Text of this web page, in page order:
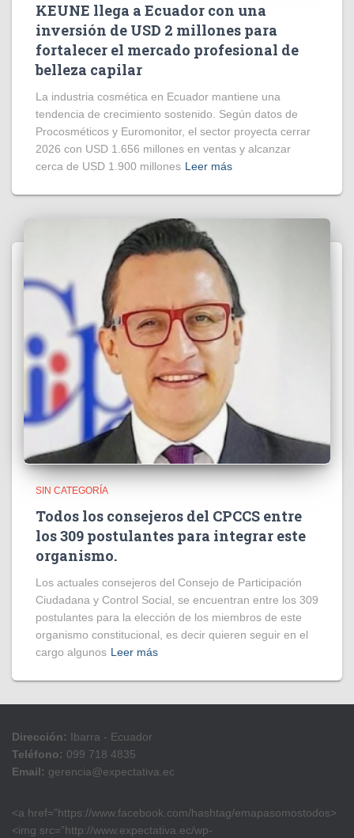
KEUNE llega a Ecuador con una
inversión de USD 2 millones para
fortalecer el mercado profesional de
belleza capilar
La industria cosmética en Ecuador mantiene una
tendencia de crecimiento sostenido. Según datos de
Procosméticos y Euromonitor, el sector proyecta cerrar
2026 con USD 1.656 millones en ventas y alcanzar
cerca de USD 1.900 millones Leer más
SIN CATEGORÍA
Todos los consejeros del CPCCS entre
los 309 postulantes para integrar este
organismo.
Los actuales consejeros del Consejo de Participación
Ciudadana y Control Social, se encuentran entre los 309
postulantes para la elección de los miembros de este
organismo constitucional, es decir quieren seguir en el
cargo algunos Leer más
Dirección: Ibarra - Ecuador
Teléfono: 099 718 4835
Email: gerencia@expectativa.ec
<a href=”https://www.facebook.com/hashtag/emapasomostodos>
<img src=”http://www.expectativa.ec/wp-